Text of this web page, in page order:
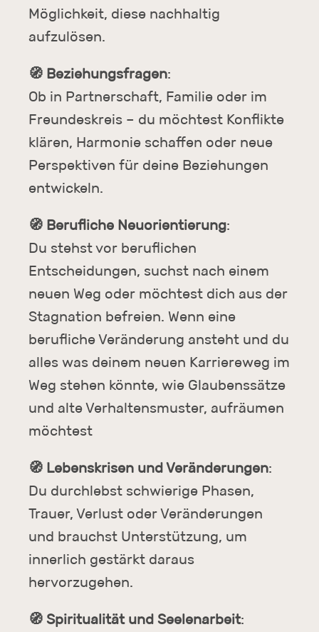
Möglichkeit, diese nachhaltig
aufzulösen.
🧭 Beziehungsfragen:
Ob in Partnerschaft, Familie oder im
Freundeskreis – du möchtest Konflikte
klären, Harmonie schaffen oder neue
Perspektiven für deine Beziehungen
entwickeln.
🧭 Berufliche Neuorientierung:
Du stehst vor beruflichen
Entscheidungen, suchst nach einem
neuen Weg oder möchtest dich aus der
Stagnation befreien. Wenn eine
berufliche Veränderung ansteht und du
alles was deinem neuen Karriereweg im
Weg stehen könnte, wie Glaubenssätze
und alte Verhaltensmuster, aufräumen
möchtest
🧭 Lebenskrisen und Veränderungen:
Du durchlebst schwierige Phasen,
Trauer, Verlust oder Veränderungen
und brauchst Unterstützung, um
innerlich gestärkt daraus
hervorzugehen.
🧭 Spiritualität und Seelenarbeit: